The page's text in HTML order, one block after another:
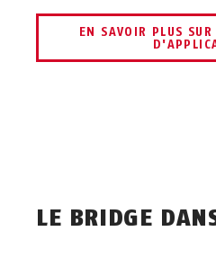
EN SAVOIR PLUS
LE BRIDGE